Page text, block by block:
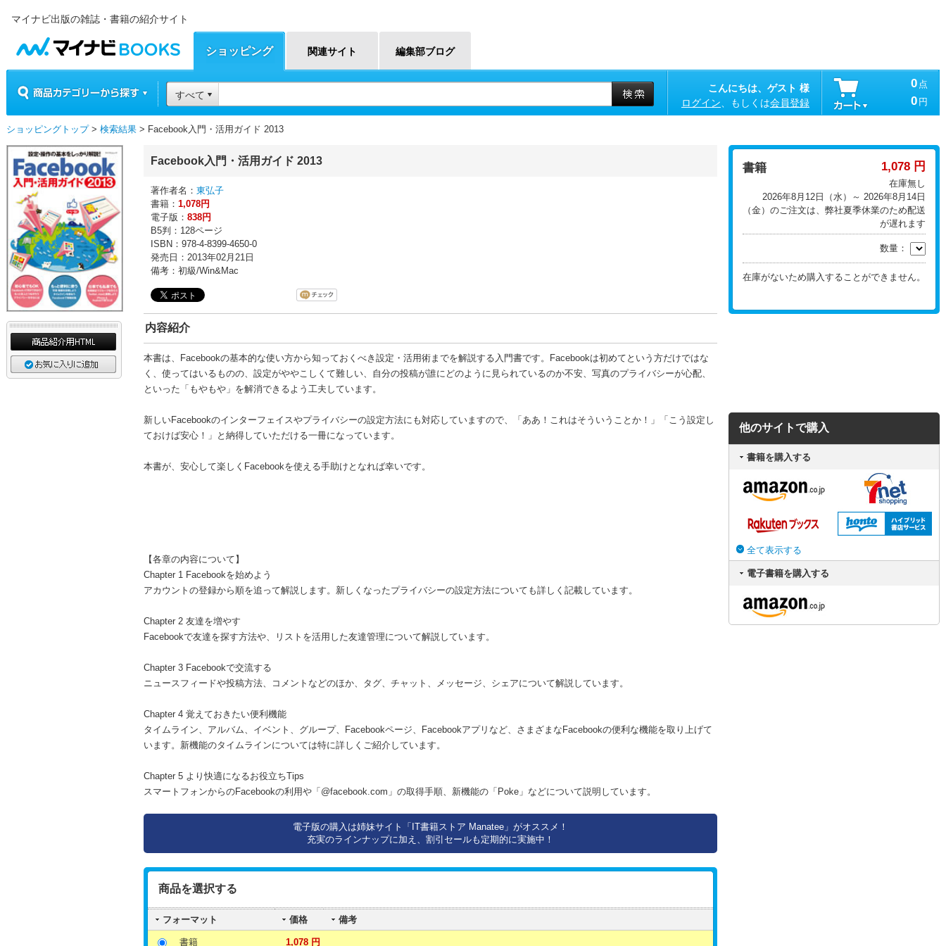
マイナビ出版の雑誌・書籍の紹介サイト
マイナビBOOKS
ショッピング 関連サイト 編集部ブログ
すべて
こんにちは、ゲスト 様
ログイン 、もしくは会員登録
0 点
0 円
ショッピングトップ> 検索結果 > Facebook入門・活用ガイド 2013
Facebook入門・活用ガイド 2013
著作者名： 東弘子
書籍： 1,078円
電子版： 838円
B5判：128ページ
ISBN：978-4-8399-4650-0
発売日：2013年02月21日
備考：初級/Win&Mac
内容紹介
本書は、Facebookの基本的な使い方から知っておくべき設定・活用術までを解説する入門書です。Facebookは初めてという方だけではな
く、使ってはいるものの、設定がややこしくて難しい、自分の投稿が誰にどのように見られているのか不安、写真のプライバシーが心配、
といった「もやもや」を解消できるよう工夫しています。
新しいFacebookのインターフェイスやプライバシーの設定方法にも対応していますので、「ああ！これはそういうことか！」「こう設定し
ておけば安心！」と納得していただける一冊になっています。
本書が、安心して楽しくFacebookを使える手助けとなれば幸いです。
【各章の内容について】
Chapter 1 Facebookを始めよう
アカウントの登録から順を追って解説します。新しくなったプライバシーの設定方法についても詳しく記載しています。
Chapter 2 友達を増やす
Facebookで友達を探す方法や、リストを活用した友達管理について解説しています。
Chapter 3 Facebookで交流する
ニュースフィードや投稿方法、コメントなどのほか、タグ、チャット、メッセージ、シェアについて解説しています。
Chapter 4 覚えておきたい便利機能
タイムライン、アルバム、イベント、グループ、Facebookページ、Facebookアプリなど、さまざまなFacebookの便利な機能を取り上げて
います。新機能のタイムラインについては特に詳しくご紹介しています。
Chapter 5 より快適になるお役立ちTips
スマートフォンからのFacebookの利用や「@facebook.com」の取得手順、新機能の「Poke」などについて説明しています。
電子版の購入は姉妹サイト「IT書籍ストア Manatee」がオススメ！
充実のラインナップに加え、割引セールも定期的に実施中！
商品を選択する
フォーマット 価格 備考
書籍 1,078 円
書籍 1,078 円
在庫無し
2026年8月12日（水）～ 2026年8月14日
（金）のご注文は、弊社夏季休業のため配送
が遅れます
数量：
在庫がないため購入することができません。
他のサイトで購入
書籍を購入する
全て表示する
電子書籍を購入する